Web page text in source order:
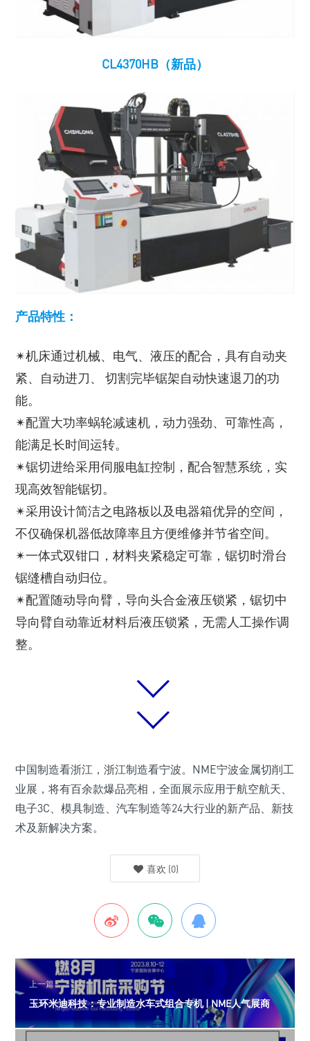
CL4370HB（新品）
产品特性：
✴机床通过机械、电气、液压的配合，具有自动夹
紧、自动进刀、 切割完毕锯架自动快速退刀的功
能。
✴配置大功率蜗轮减速机，动力强劲、可靠性高，
能满足长时间运转。
✴锯切进给采用伺服电缸控制，配合智慧系统，实
现高效智能锯切。
✴采用设计简洁之电路板以及电器箱优异的空间，
不仅确保机器低故障率且方便维修并节省空间。
✴一体式双钳口，材料夹紧稳定可靠，锯切时滑台
锯缝槽自动归位。
✴配置随动导向臂，导向头合金液压锁紧，锯切中
导向臂自动靠近材料后液压锁紧，无需人工操作调
整。
中国制造看浙江，浙江制造看宁波。NME宁波金属切削工
业展，将有百余款爆品亮相，全面展示应用于航空航天、
电子3C、模具制造、汽车制造等24大行业的新产品、新技
术及新解决方案。
喜欢 (0)
上一篇
玉环米迪科技：专业制造水车式组合专机 | NME人气展商